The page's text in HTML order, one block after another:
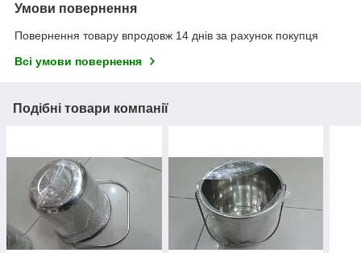
Умови повернення
Повернення товару впродовж 14 днів за рахунок покупця
Всі умови повернення
Подібні товари компанії